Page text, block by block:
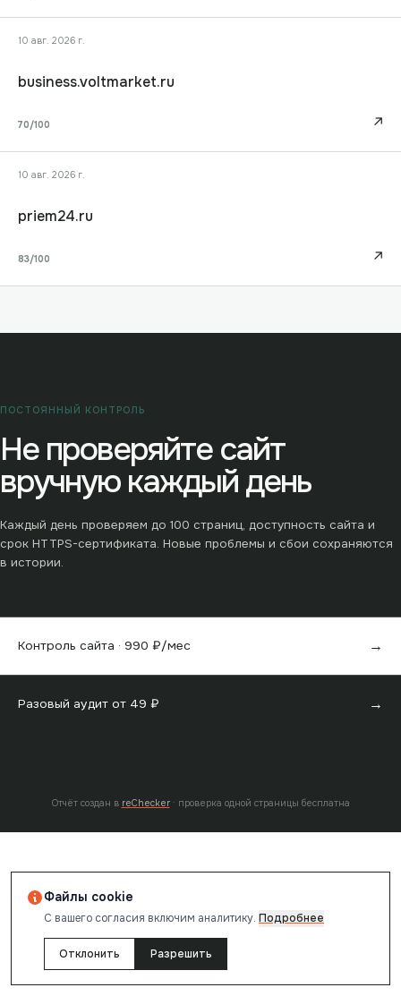
10 авг. 2026 г.
business.voltmarket.ru
70/100 ↗
10 авг. 2026 г.
priem24.ru
83/100 ↗
ПОСТОЯННЫЙ КОНТРОЛЬ
Не проверяйте сайт
вручную каждый день
Каждый день проверяем до 100 страниц, доступность сайта и
срок HTTPS-сертификата. Новые проблемы и сбои сохраняются
в истории.
Контроль сайта · 990 ₽/мес →
Разовый аудит от 49 ₽ →
Отчёт создан в reChecker· проверка одной страницы бесплатна
Файлы cookie
С вашего согласия включим аналитику. Подробнее
Отклонить Разрешить